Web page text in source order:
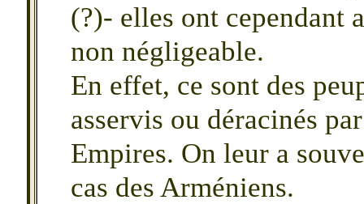
(?)- elles ont cependant
non négligeable.
En effet, ce sont des
asservis ou déracinés
Empires. On leur a
cas des Arméniens.